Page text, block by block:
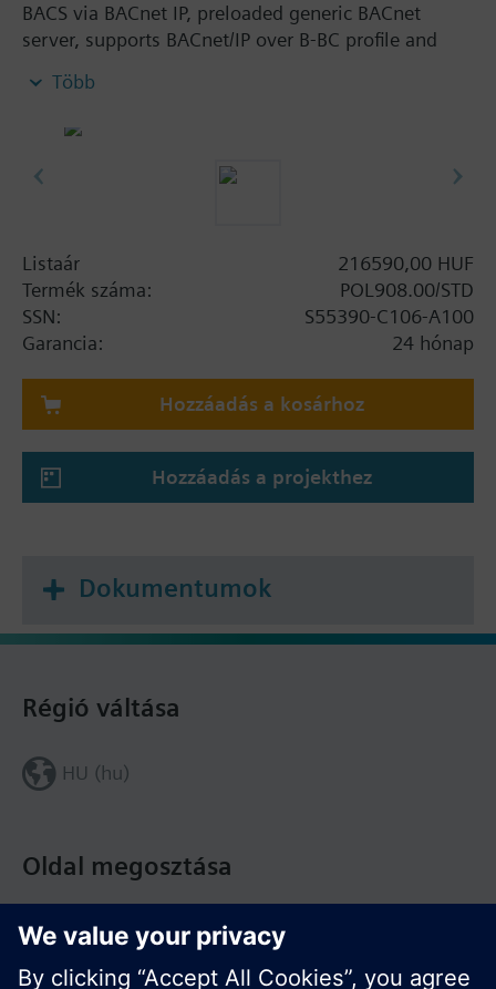
BACS via BACnet IP, preloaded generic BACnet
server, supports BACnet/IP over B-BC profile and
devices, BTL-certified.
Több
Listaár
216590,00 HUF
Termék száma:
POL908.00/STD
SSN:
S55390-C106-A100
Garancia:
24 hónap
Hozzáadás a kosárhoz
Hozzáadás a projekthez
Dokumentumok
Oldal megosztása
Régió váltása
HU (hu)